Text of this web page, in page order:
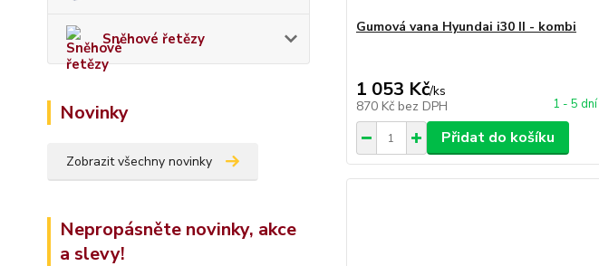
Sněhové řetězy
Novinky
Zobrazit všechny novinky
Nepropásněte novinky, akce
a slevy!
Gumová vana Hyundai i30 II - kombi
1 053 Kč/ks
870 Kč bez DPH 1 - 5 dní
Přidat do košíku